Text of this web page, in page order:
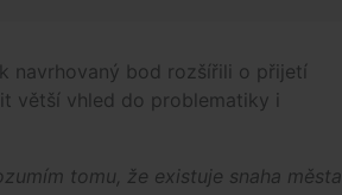
navrhovaný bod rozšířili o přijetí
větší vhled do problematiky i
tomu, že existuje snaha města